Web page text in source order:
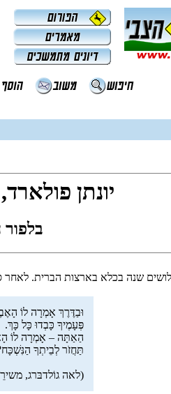
יונתן
שנה בכלא בארצות הברית.
וּבַדֶּרֶךְ אָמְרָה לוֹ
פְּעָמֶיךָ כָּבְדוּ כָּל כָּךְ.
הַאַתָּה – אָמְרָה לוֹ
תַּחֲזֹר לְבֵיתְךָ
(לאה גוֹלדבּרג,